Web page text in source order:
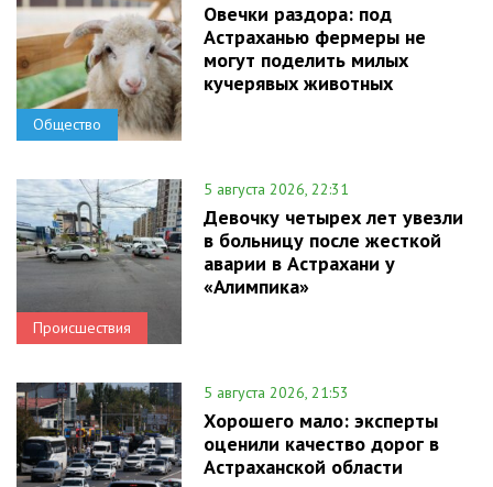
Общество
Овечки раздора: под
Астраханью фермеры не
могут поделить милых
кучерявых животных
Происшествия
5 августа 2026, 22:31
Девочку четырех лет увезли
в больницу после жесткой
аварии в Астрахани у
«Алимпика»
5 августа 2026, 21:53
Хорошего мало: эксперты
оценили качество дорог в
Астраханской области